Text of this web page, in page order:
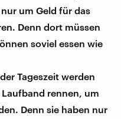
um Geld für das
Denn dort müssen
soviel essen wie
Tageszeit werden
rennen, um
Denn sie haben nur